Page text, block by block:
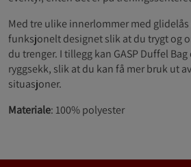
Med tre ulike innerlommer med glidelås
funksjonelt designet slik at du trygt og
du trenger. I tillegg kan GASP Duffel
ryggsekk, slik at du kan få mer bruk ut
situasjoner.
Materiale: 100% polyester